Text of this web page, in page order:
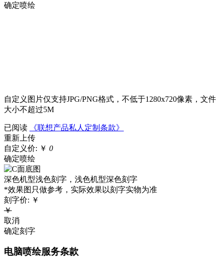
确定喷绘
自定义图片仅支持JPG/PNG格式，不低于1280x720像素，文件
大小不超过5M
已阅读
《联想产品私人定制条款》
重新上传
自定义价: ￥ 0
确定喷绘
深色机型浅色刻字，浅色机型深色刻字
*效果图只做参考，实际效果以刻字实物为准
刻字价: ￥
￥
取消
确定刻字
电脑喷绘服务条款